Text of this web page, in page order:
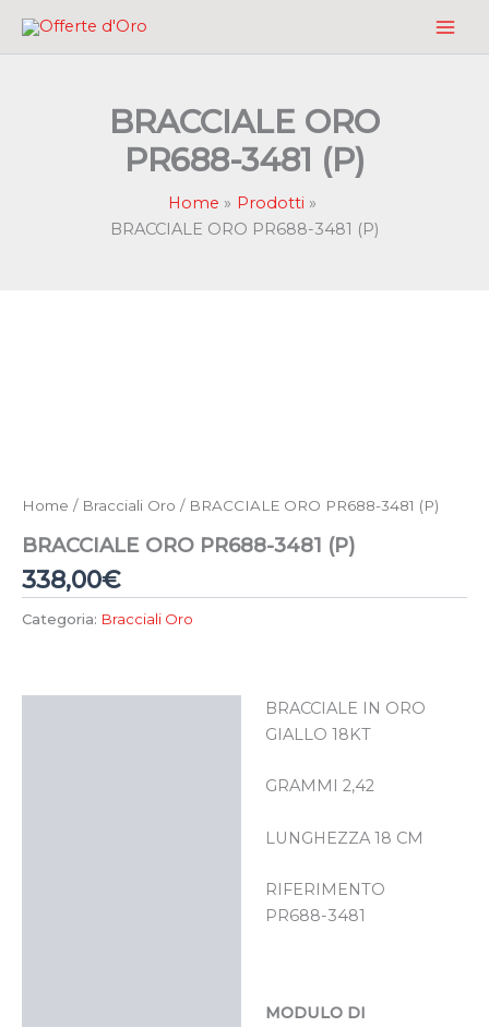
BRACCIALE ORO
PR688-3481 (P)
Home
Prodotti
BRACCIALE ORO PR688-3481 (P)
Home / Bracciali Oro / BRACCIALE ORO PR688-3481 (P)
BRACCIALE ORO PR688-3481 (P)
338,00€
Categoria: Bracciali Oro
BRACCIALE IN ORO
GIALLO 18KT
GRAMMI 2,42
LUNGHEZZA 18 CM
RIFERIMENTO
PR688-3481
MODULO DI